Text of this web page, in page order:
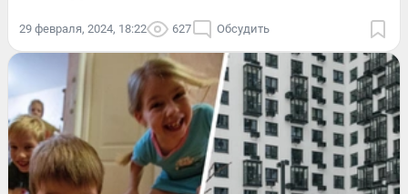
29 февраля, 2024, 18:22 627 Обсудить